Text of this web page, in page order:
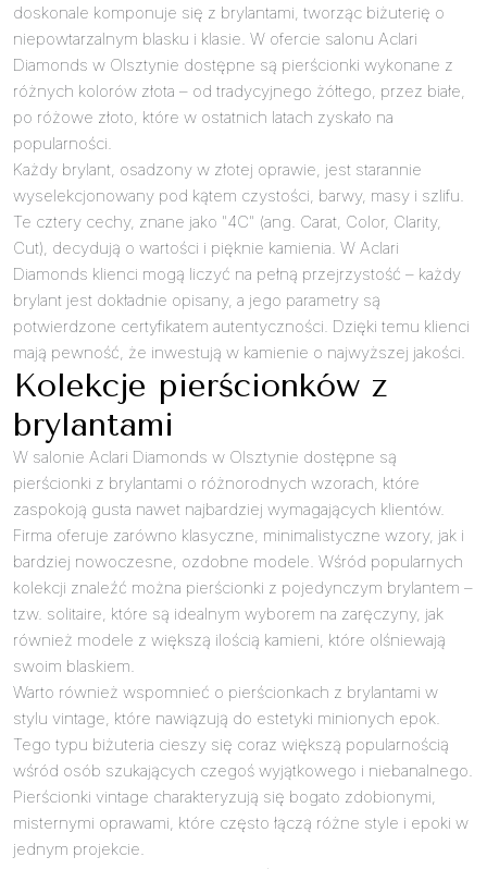
doskonale komponuje się z brylantami, tworząc biżuterię o
niepowtarzalnym blasku i klasie. W ofercie salonu Aclari
Diamonds w Olsztynie dostępne są pierścionki wykonane z
różnych kolorów złota – od tradycyjnego żółtego, przez białe,
po różowe złoto, które w ostatnich latach zyskało na
popularności.
Każdy brylant, osadzony w złotej oprawie, jest starannie
wyselekcjonowany pod kątem czystości, barwy, masy i szlifu.
Te cztery cechy, znane jako "4C" (ang. Carat, Color, Clarity,
Cut), decydują o wartości i pięknie kamienia. W Aclari
Diamonds klienci mogą liczyć na pełną przejrzystość – każdy
brylant jest dokładnie opisany, a jego parametry są
potwierdzone certyfikatem autentyczności. Dzięki temu klienci
mają pewność, że inwestują w kamienie o najwyższej jakości.
Kolekcje pierścionków z
brylantami
W salonie Aclari Diamonds w Olsztynie dostępne są
pierścionki z brylantami o różnorodnych wzorach, które
zaspokoją gusta nawet najbardziej wymagających klientów.
Firma oferuje zarówno klasyczne, minimalistyczne wzory, jak i
bardziej nowoczesne, ozdobne modele. Wśród popularnych
kolekcji znaleźć można pierścionki z pojedynczym brylantem –
tzw. solitaire, które są idealnym wyborem na zaręczyny, jak
również modele z większą ilością kamieni, które olśniewają
swoim blaskiem.
Warto również wspomnieć o pierścionkach z brylantami w
stylu vintage, które nawiązują do estetyki minionych epok.
Tego typu biżuteria cieszy się coraz większą popularnością
wśród osób szukających czegoś wyjątkowego i niebanalnego.
Pierścionki vintage charakteryzują się bogato zdobionymi,
misternymi oprawami, które często łączą różne style i epoki w
jednym projekcie.